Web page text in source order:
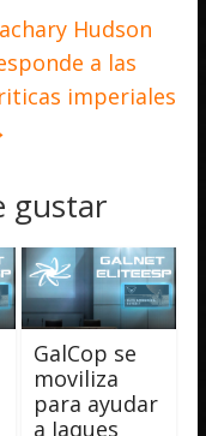
Hudson
a las
imperiales
gustar
GalCop se
moviliza
para ayudar
a Jaques